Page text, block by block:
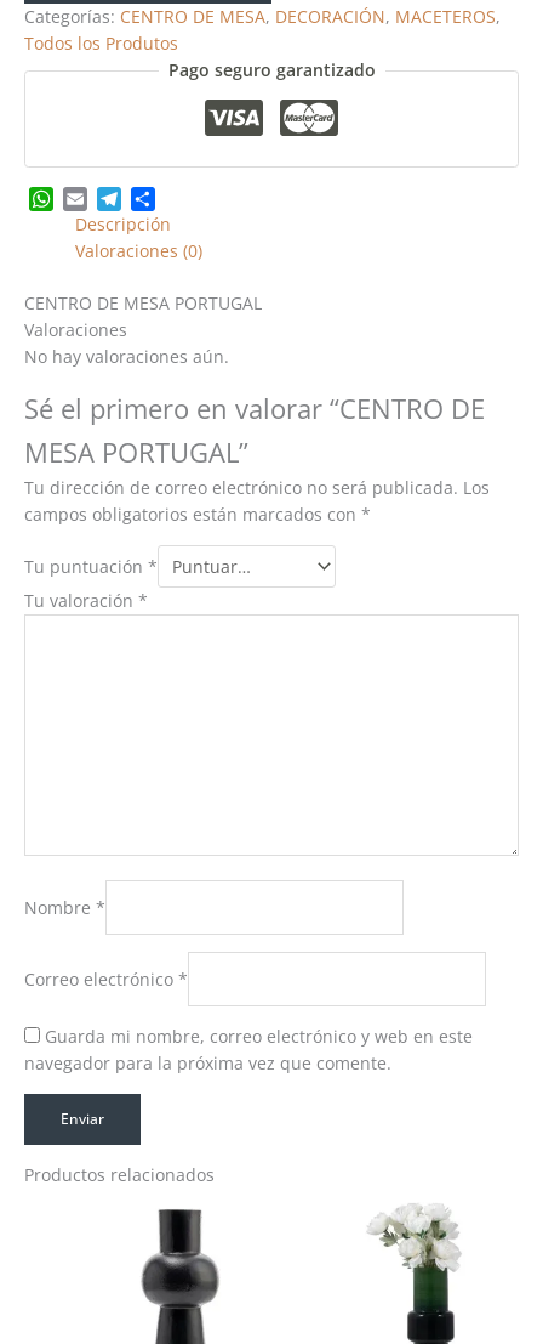
Categorías: CENTRO DE MESA, DECORACIÓN, MACETEROS,
Todos los Produtos
Pago seguro garantizado
WhatsApp
EmailTelegram
Share
Descripción
Valoraciones (0)
CENTRO DE MESA PORTUGAL
Valoraciones
No hay valoraciones aún.
Sé el primero en valorar “CENTRO DE
MESA PORTUGAL”
Tu dirección de correo electrónico no será publicada. Los
campos obligatorios están marcados con *
Tu puntuación *
Tu valoración *
Nombre *
Correo electrónico *
Guarda mi nombre, correo electrónico y web en este
navegador para la próxima vez que comente.
Productos relacionados